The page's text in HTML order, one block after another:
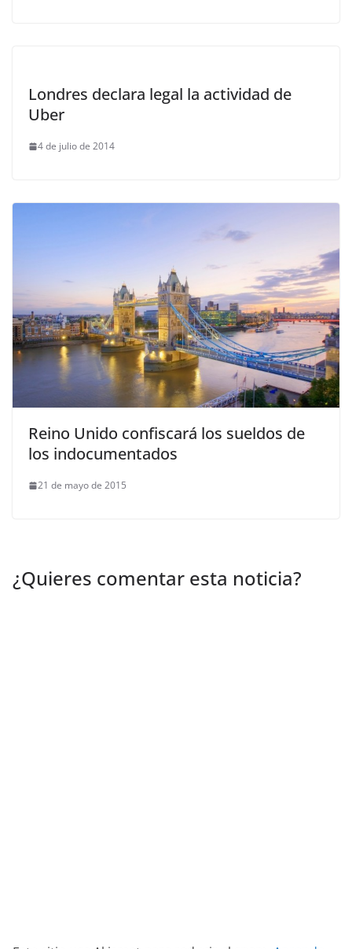
Londres declara legal la actividad de
Uber
4 de julio de 2014
Reino Unido confiscará los sueldos de
los indocumentados
21 de mayo de 2015
¿Quieres comentar esta noticia?